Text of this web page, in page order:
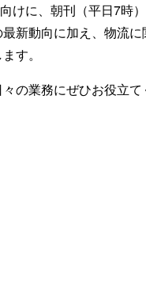
けに、朝刊（平日7時
新動向に加え、物流
す。
の業務にぜひお役立て